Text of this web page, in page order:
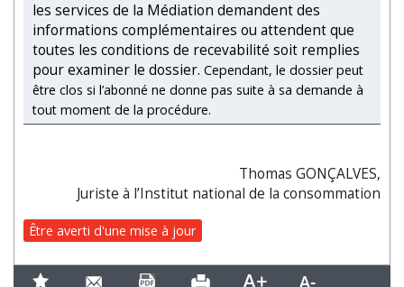
les services de la Médiation demandent des
informations complémentaires ou attendent que
toutes les conditions de recevabilité soit remplies
pour examiner le dossier. Cependant, le dossier peut
être clos si l’abonné ne donne pas suite à sa demande à
tout moment de la procédure.
Thomas GONÇALVES,
Juriste à l’Institut national de la consommation
Être averti d'une mise à jour